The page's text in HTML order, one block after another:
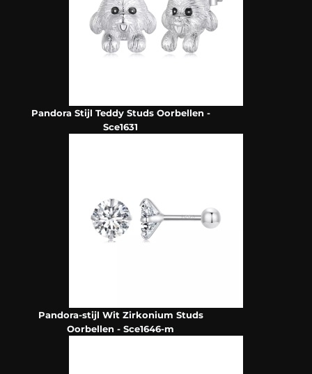
Pandora Stijl Teddy Studs Oorbellen -
Sce1631
Pandora-stijl Wit Zirkonium Studs
Oorbellen - Sce1646-m